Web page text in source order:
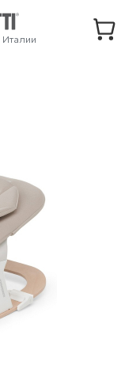
Италии